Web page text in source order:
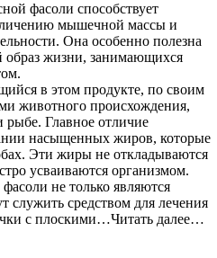
фасоли способствует
мышечной массы и
Она особенно полезна
жизни, занимающихся
в этом продукте, по своим
животного происхождения,
Главное отличие
насыщенных жиров, которые
Эти жиры не откладываются
усваиваются организмом.
не только являются
служить средством для лечения
с плоскими…Читать далее…